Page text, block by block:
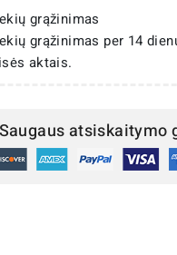
grąžinimas
grąžinimas per 14
aktais.
Saugaus atsiskaitymo